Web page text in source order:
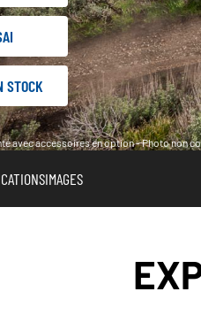
STOCK
avec accessoires en option - Photo non
IMAGES